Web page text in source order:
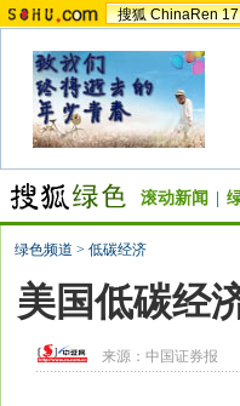
搜狐 ChinaRen
滚动新闻
绿色频道 > 低碳经济
美国低碳经
来源： 中国证券报